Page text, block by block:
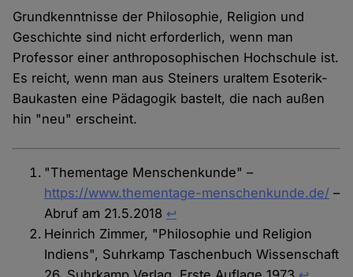
Grundkenntnisse der Philosophie, Religion und
Geschichte sind nicht erforderlich, wenn man
Professor einer anthroposophischen Hochschule ist.
Es reicht, wenn man aus Steiners uraltem Esoterik-
Baukasten eine Pädagogik bastelt, die nach außen
hin "neu" erscheint.
"Thementage Menschenkunde" –
https://www.thementage-menschenkunde.de/ –
Abruf am 21.5.2018 ↩︎
Heinrich Zimmer, "Philosophie und Religion
Indiens", Suhrkamp Taschenbuch Wissenschaft